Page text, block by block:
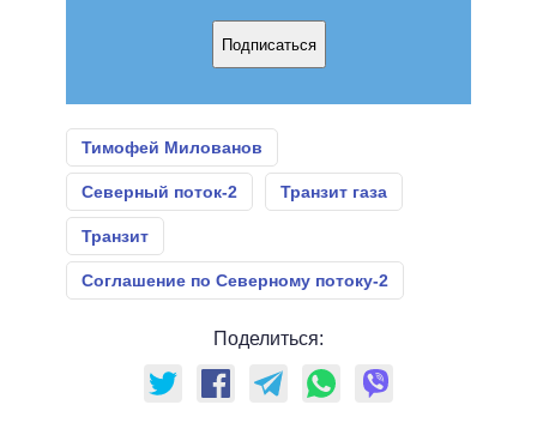
Подписаться
Тимофей Милованов
Северный поток-2 Транзит газа
Транзит
Соглашение по Северному потоку-2
Поделиться: